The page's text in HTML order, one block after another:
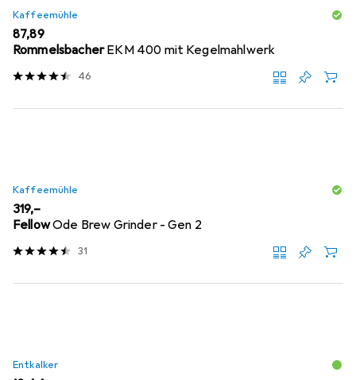
Kaffeemühle
EUR
87,89
RommelsbacherEKM 400 mit Kegelmahlwerk
46
Kaffeemühle
EUR
319,–
FellowOde Brew Grinder - Gen 2
31
Entkalker